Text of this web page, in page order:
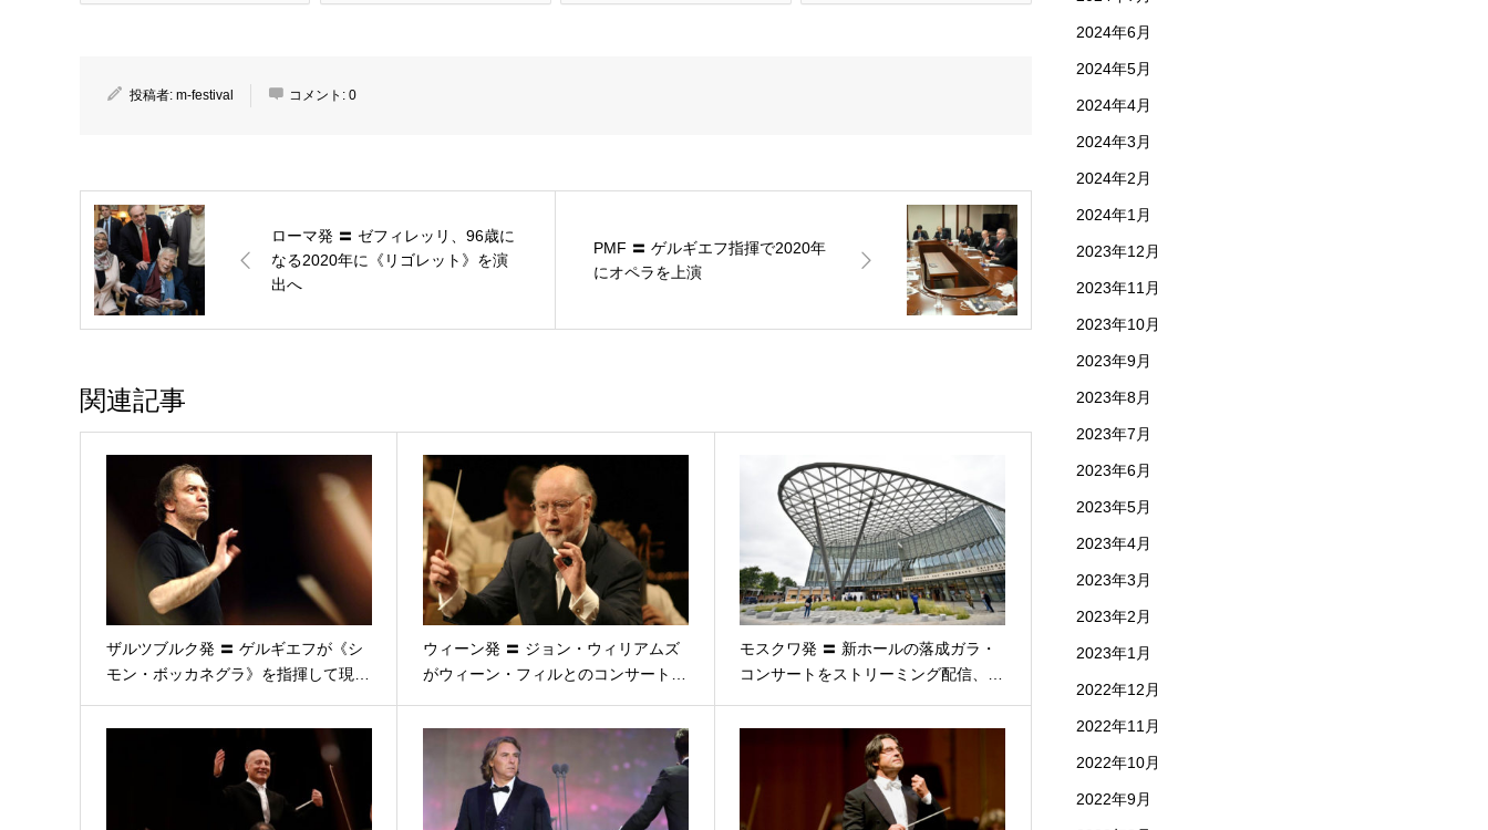
投稿者: m-festival コメント: 0
ローマ発 〓 ゼフィレッリ、96歳に
なる2020年に《リゴレット》を演
出へ
PMF 〓 ゲルギエフ指揮で2020年
にオペラを上演
関連記事
ザルツブルク発 〓 ゲルギエフが《シ
モン・ボッカネグラ》を指揮して現…
ウィーン発 〓 ジョン・ウィリアムズ
がウィーン・フィルとのコンサート…
モスクワ発 〓 新ホールの落成ガラ・
コンサートをストリーミング配信、…
2024年6月
2024年5月
2024年4月
2024年3月
2024年2月
2024年1月
2023年12月
2023年11月
2023年10月
2023年9月
2023年8月
2023年7月
2023年6月
2023年5月
2023年4月
2023年3月
2023年2月
2023年1月
2022年12月
2022年11月
2022年10月
2022年9月